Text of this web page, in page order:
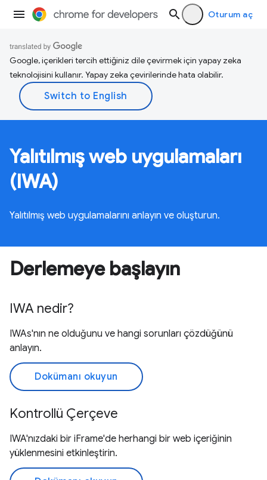
Oturum aç
Google, içerikleri tercih ettiğiniz dile çevirmek için yapay zeka
teknolojisini kullanır. Yapay zeka çevirilerinde hata olabilir.
Yalıtılmış web uygulamaları
(IWA)
Yalıtılmış web uygulamalarını anlayın ve oluşturun.
Derlemeye başlayın
IWA nedir?
IWAs'nın ne olduğunu ve hangi sorunları çözdüğünü
anlayın.
Dokümanı okuyun
Kontrollü Çerçeve
IWA'nızdaki bir iFrame'de herhangi bir web içeriğinin
yüklenmesini etkinleştirin.